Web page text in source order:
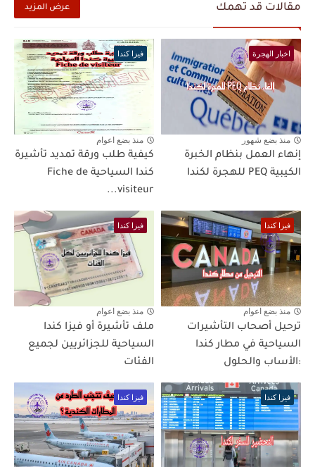
مقالات قد تهمك عرض المزيد
اخبار الهجرة
منذ بضع شهور
إنهاء العمل بنظام الخبرة
الكيبية PEQ للهجرة لكندا
فيزا كندا
منذ بضع اعوام
كيفية طلب ورقة تمديد تأشيرة
كندا السياحية Fiche de
visiteur...
فيزا كندا
منذ بضع اعوام
ترحيل أصحاب التأشيرات
السياحية في مطار كندا
:الأساب والحلول
فيزا كندا
منذ بضع اعوام
ملف تأشيرة أو فيزا كندا
السياحية للجزائريين لجميع
الفئات
فيزا كندا فيزا كندا